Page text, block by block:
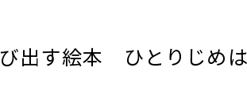
び出す絵本 ひとりじめ